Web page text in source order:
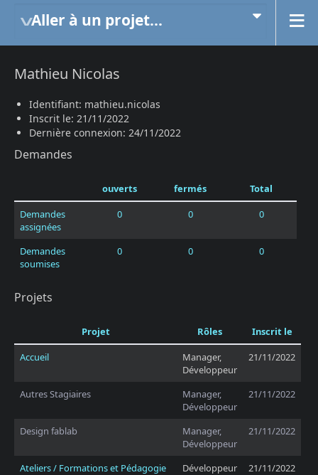
Aller à un projet...
Mathieu Nicolas
Identifiant: mathieu.nicolas
Inscrit le: 21/11/2022
Dernière connexion: 24/11/2022
Demandes
ouverts fermés
Total
Demandes
assignées
0 0 0
Demandes
soumises
0 0 0
Projets
Projet Rôles
Inscrit le
Accueil
Manager,
Développeur
21/11/2022
Autres Stagiaires
Manager,
Développeur
21/11/2022
Design fablab
Manager,
Développeur
21/11/2022
Ateliers / Formations et Pédagogie Développeur
21/11/2022